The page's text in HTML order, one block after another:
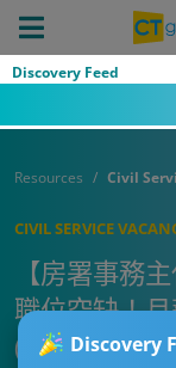
Discovery Feed
Discovery
Resources Civil
CIVIL SERVICE
【房署事務
職位空缺！
(附入職要求